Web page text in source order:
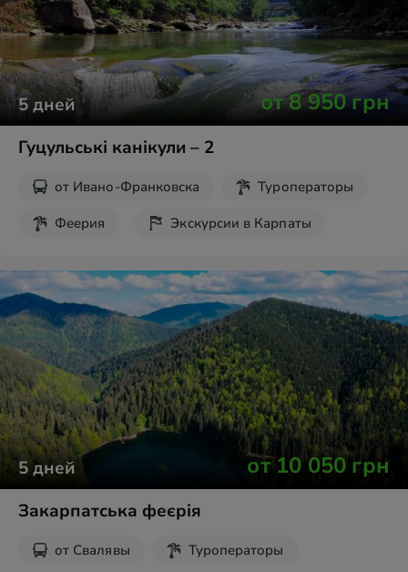
5дней от8 950грн
Гуцульські канікули – 2
от Ивано-Франковска
Туроператоры
Феерия
Экскурсии в Карпаты
5дней от 10 050грн
Закарпатська феєрія
от Свалявы
Туроператоры